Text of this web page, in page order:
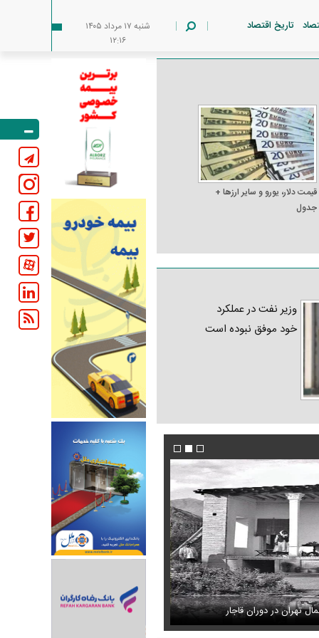
تاریخ اقتصاد
شنبه ۱۷ مرداد ۱۴۰۵
۱۲:۱۶
قیمت دلار، یورو و سایر ارز‌ها +
جدول
وزیر نفت در عملکرد
خود موفق نبوده است
کردن دختری با استایل پسرانه شادمهر عقیلی بعد از ۲۸ سال «گل یاس» را دوباره خواند + ویدئو تهران در دوران قاجار عکس های زیبای هدیه تهرانی در یک گلخانه